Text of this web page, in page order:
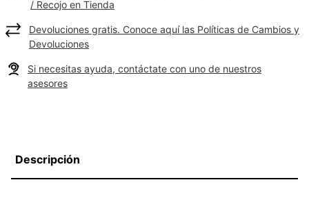
/ Recojo en Tienda
Devoluciones gratis. Conoce aquí las Políticas de Cambios y
Devoluciones
Si necesitas ayuda, contáctate con uno de nuestros
asesores
Descripción